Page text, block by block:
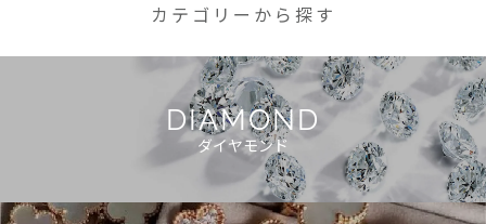
カテゴリーから探す
DIAMOND
ダイヤモンド